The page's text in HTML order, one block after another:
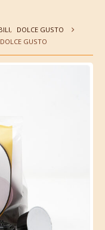
,
DOLCE GUSTO
GUSTO